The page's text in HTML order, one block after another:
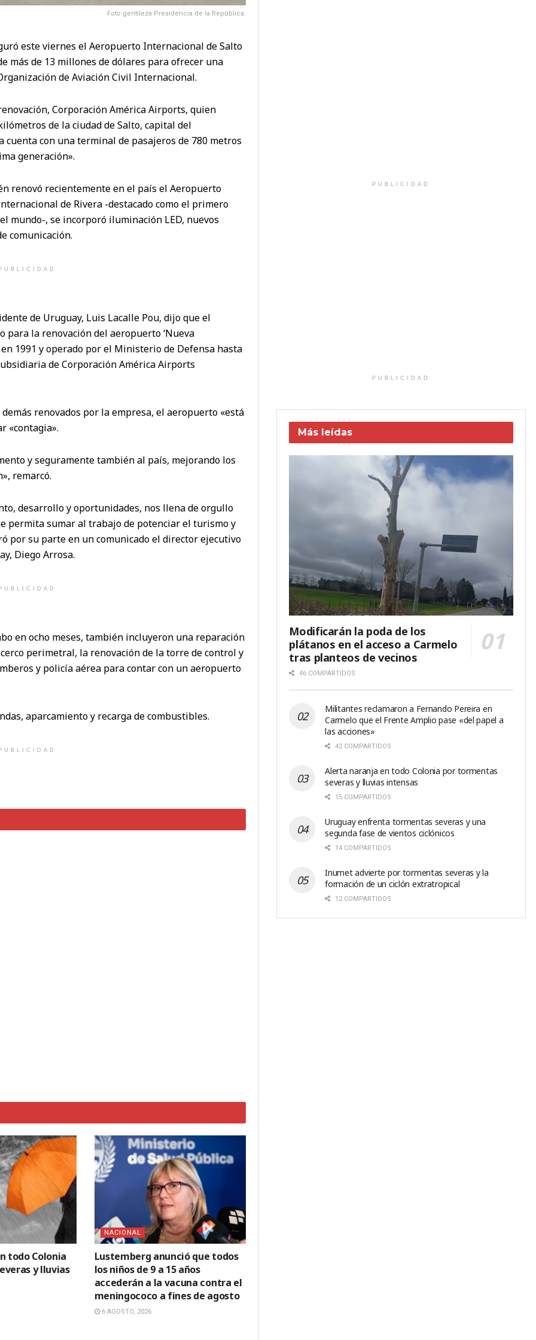
Foto gentileza Presidencia de la República.
este viernes el Aeropuerto Internacional de Salto
más de 13 millones de dólares para ofrecer una
de Aviación Civil Internacional.
Corporación América Airports, quien
de la ciudad de Salto, capital del
con una terminal de pasajeros de 780 metros
generación».
renovó recientemente en el país el Aeropuerto
de Rivera -destacado como el primero
mundo-, se incorporó iluminación LED, nuevos
comunicación.
de Uruguay, Luis Lacalle Pou, dijo que el
para la renovación del aeropuerto ‘Nueva
1991 y operado por el Ministerio de Defensa hasta
de Corporación América Airports
renovados por la empresa, el aeropuerto «está
«contagia».
y seguramente también al país, mejorando los
remarcó.
desarrollo y oportunidades, nos llena de orgullo
permita sumar al trabajo de potenciar el turismo y
por su parte en un comunicado el director ejecutivo
Diego Arrosa.
en ocho meses, también incluyeron una reparación
perimetral, la renovación de la torre de control y
y policía aérea para contar con un aeropuerto
aparcamiento y recarga de combustibles.
todo Colonia
y lluvias
NACIONAL
Lustemberg anunció que todos
los niños de 9 a 15 años
accederán a la vacuna contra el
meningococo a fines de agosto
6 AGOSTO, 2026
PUBLICIDAD
PUBLICIDAD
Más leídas
Modificarán la poda de los
plátanos en el acceso a Carmelo
tras planteos de vecinos
46 COMPARTIDOS
Militantes reclamaron a Fernando Pereira en
Carmelo que el Frente Amplio pase «del papel a
las acciones»
42 COMPARTIDOS
Alerta naranja en todo Colonia por tormentas
severas y lluvias intensas
15 COMPARTIDOS
Uruguay enfrenta tormentas severas y una
segunda fase de vientos ciclónicos
14 COMPARTIDOS
Inumet advierte por tormentas severas y la
formación de un ciclón extratropical
12 COMPARTIDOS